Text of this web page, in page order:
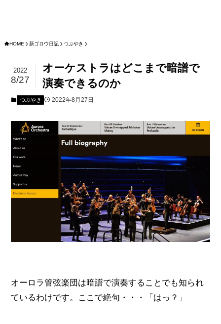
HOME 新ゴロウ日記 つぶやき
オーケストラはどこまで暗譜で
演奏できるのか
2022
8/27
つぶやき 2022年8月27日
オーロラ管弦楽団は暗譜で演奏することでも知られ
ているわけです。ここで絶句・・・「はっ？」